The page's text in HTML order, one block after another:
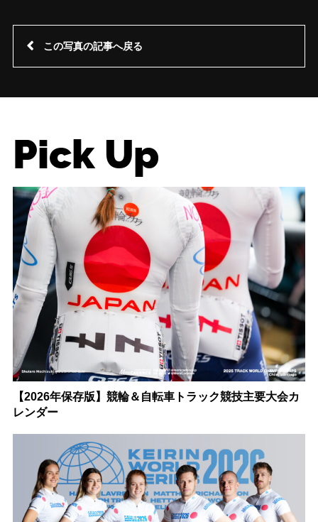
この写真の記事へ戻る
Pick Up
【2026年保存版】競輪＆自転車トラック競技主要大会カ
レンダー